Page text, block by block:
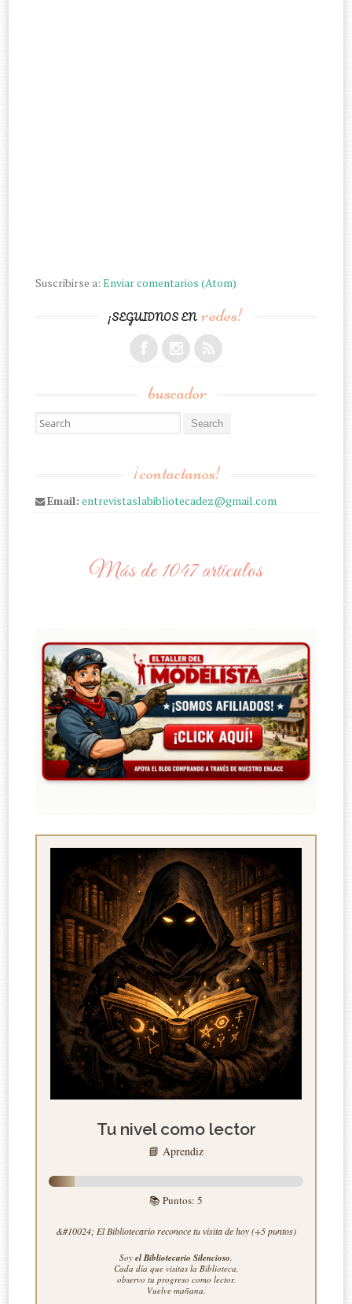
Suscribirse a:Enviar comentarios (Atom)
¡SEGUIDNOS ENredes!
buscador
Search for:
¡contactanos!
Email: entrevistaslabibliotecadez@gmail.com
Más de 1047 artículos
Tu nivel como lector
📘 Aprendiz
📚 Puntos: 5
&#10024; El Bibliotecario reconoce tu visita de hoy (+5 puntos)
Soy el Bibliotecario Silencioso
Cada día que visitas la Biblioteca,
observo tu progreso como lector.
Vuelve mañana.